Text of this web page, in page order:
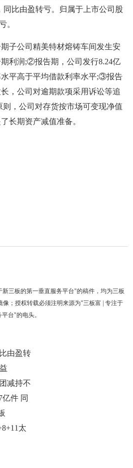
同比由盈转亏。归属于上市公司股
。
子公司精美特材熔铸车间发生安
利润;②报告期，公司发行8.24亿
平高于平均借款利率水平;③报告
，公司对逾期款项采用诉讼等追
，公司对存货按市场可变现净值
长期资产减值准备。
三板的第一垂直服务平台"的稿件，均为三板
；授权转载必须注明来源为"三板富 | 专注于
台"的电头。
由盈转
减持不
件 同
太